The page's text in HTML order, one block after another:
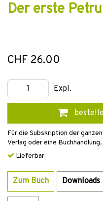
Der erste
CHF 26.00
Expl.
Für die Subskription der
Verlag oder eine Buchhandlung.
Lieferbar
Zum Buch Downloads